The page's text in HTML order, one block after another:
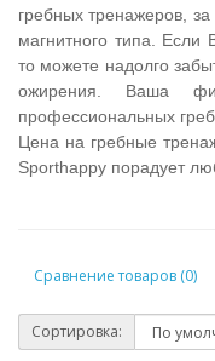
гребных тренажеров,
магнитного типа. Если
то можете надолго
ожирения. Ваша
профессиональных
Цена на гребные
Sporthappy порадует
Сравнение товаров (0)
Сортировка: